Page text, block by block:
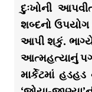
દુઃખોની
શબ્દનો
આપી શકું.
આત્મહત્યાનું
માર્કેટમાં